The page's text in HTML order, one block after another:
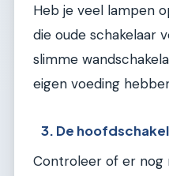
Heb je veel lampen
die oude schakelaar
slimme
eigen voeding
3. De
Controleer of er nog